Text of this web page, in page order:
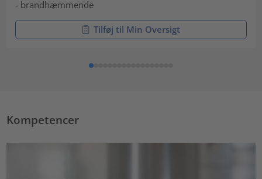
- brandhæmmende
Tilføj til Min Oversigt
Kompetencer